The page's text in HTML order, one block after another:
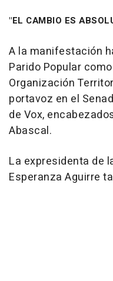
"EL CAMBIO ES
A la manifestación
Parido Popular
Organización
portavoz en el
de Vox,
Abascal.
La expresidenta de
Esperanza Aguirre